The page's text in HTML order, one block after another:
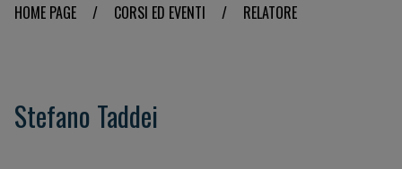
HOME PAGE / CORSI ED EVENTI / RELATORE
Stefano Taddei